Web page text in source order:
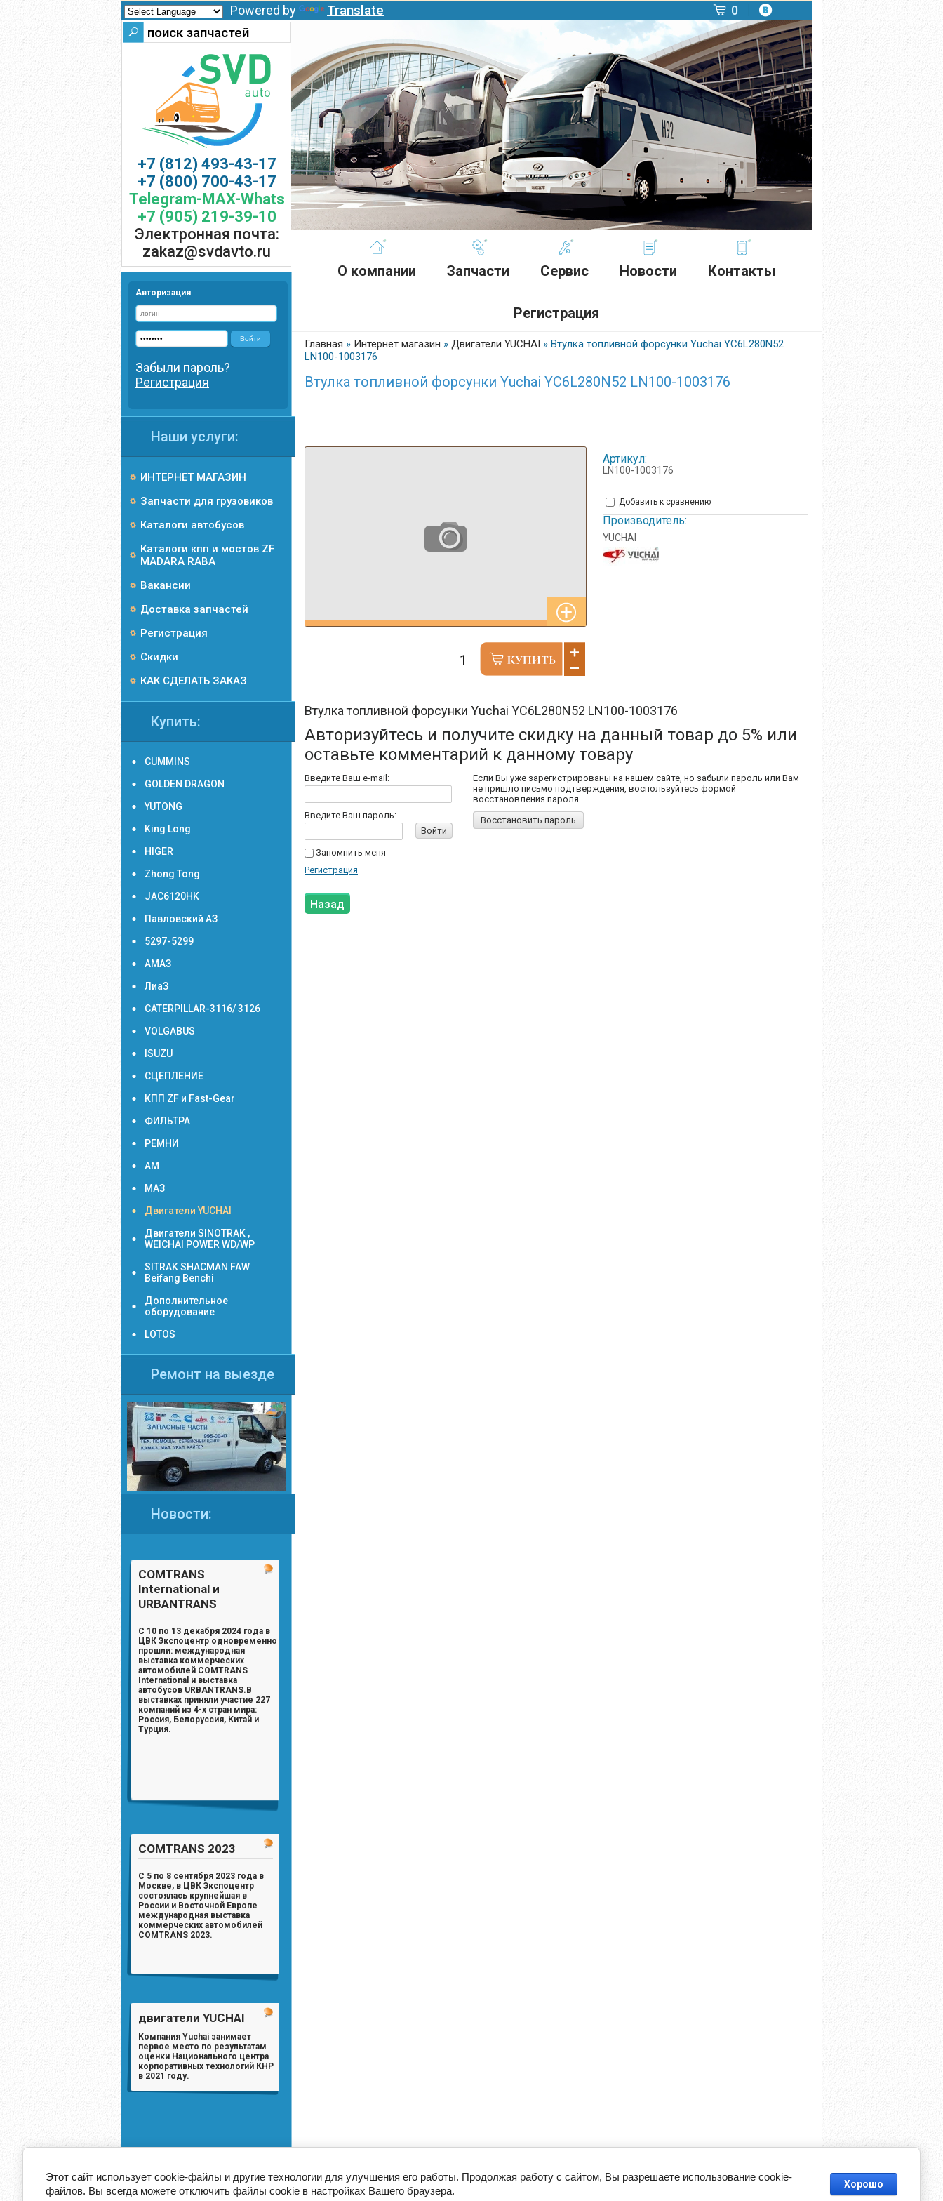
Powered by Translate 0
+7 (812) 493-43-17
+7 (800) 700-43-17
Telegram-MAX-Whats
+7 (905) 219-39-10
Электронная почта:
zakaz@svdavto.ru
О компании Запчасти Сервис Новости Контакты
Регистрация
Главная » Интернет магазин » Двигатели YUCHAI » Втулка топливной форсунки Yuchai YC6L280N52
LN100-1003176
Втулка топливной форсунки Yuchai YC6L280N52 LN100-1003176
Артикул:
LN100-1003176
Добавить к сравнению
Производитель:
YUCHAI
Втулка топливной форсунки Yuchai YC6L280N52 LN100-1003176
Авторизуйтесь и получите скидку на данный товар до 5% или
оставьте комментарий к данному товару
Введите Ваш e-mail:
Введите Ваш пароль:
Войти
Запомнить меня
Регистрация
Если Вы уже зарегистрированы на нашем сайте, но забыли пароль или Вам
не пришло письмо подтверждения, воспользуйтесь формой
восстановления пароля.
Восстановить пароль
Назад
Авторизация
Войти
Забыли пароль?
Регистрация
Наши услуги:
ИНТЕРНЕТ МАГАЗИН
Запчасти для грузовиков
Каталоги автобусов
Каталоги кпп и мостов ZF
MADARA RABA
Вакансии
Доставка запчастей
Регистрация
Скидки
КАК СДЕЛАТЬ ЗАКАЗ
Купить:
CUMMINS
GOLDEN DRAGON
YUTONG
King Long
HIGER
Zhong Tong
JAC6120HK
Павловский АЗ
5297-5299
АМАЗ
ЛиаЗ
CATERPILLAR-3116/ 3126
VOLGABUS
ISUZU
СЦЕПЛЕНИЕ
КПП ZF и Fast-Gear
ФИЛЬТРА
РЕМНИ
АМ
МАЗ
Двигатели YUCHAI
Двигатели SINOTRAK ,
WEICHAI POWER WD/WP
SITRAK SHACMAN FAW
Beifang Benchi
Дополнительное
оборудование
LOTOS
Ремонт на выезде
Новости:
COMTRANS
International и
URBANTRANS
С 10 по 13 декабря 2024 года в
ЦВК Экспоцентр одновременно
прошли: международная
выставка коммерческих
автомобилей COMTRANS
International и выставка
автобусов URBANTRANS.В
выставках приняли участие 227
компаний из 4-х стран мира:
Россия, Белоруссия, Китай и
Турция.
COMTRANS 2023
С 5 по 8 сентября 2023 года в
Москве, в ЦВК Экспоцентр
состоялась крупнейшая в
России и Восточной Европе
международная выставка
коммерческих автомобилей
COMTRANS 2023.
двигатели YUCHAI
Компания Yuchai занимает
первое место по результатам
оценки Национального центра
корпоративных технологий КНР
в 2021 году.
Этот сайт использует cookie-файлы и другие технологии для улучшения его работы. Продолжая работу с сайтом, Вы разрешаете использование cookie-
файлов. Вы всегда можете отключить файлы cookie в настройках Вашего браузера.
Хорошо